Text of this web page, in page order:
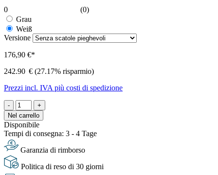
0
(0)
Grau
Weiß
Versione
176,90 €*
242.90 € (27.17% risparmio)
Prezzi incl. IVA più costi di spedizione
-
+
Nel carrello
Disponibile
Tempi di consegna: 3 - 4 Tage
Garanzia di rimborso
Politica di reso di 30 giorni